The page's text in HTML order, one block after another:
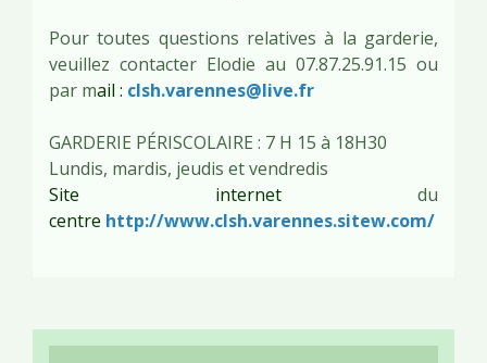
Pour toutes questions relatives à la garderie,
veuillez contacter Elodie au 07.87.25.91.15 ou
par mail : clsh.varennes@live.fr
GARDERIE PÉRISCOLAIRE : 7 H 15 à 18H30
Lundis, mardis, jeudis et vendredis
Site internet du
centre http://www.clsh.varennes.sitew.com/